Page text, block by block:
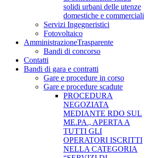
solidi urbani delle utenze
domestiche e commerciali
Servizi Ingegneristici
Fotovoltaico
AmministrazioneTrasparente
Bandi di concorso
Contatti
Bandi di gara e contratti
Gare e procedure in corso
Gare e procedure scadute
PROCEDURA
NEGOZIATA
MEDIANTE RDO SUL
ME.PA., APERTA A
TUTTI GLI
OPERATORI ISCRITTI
NELLA CATEGORIA